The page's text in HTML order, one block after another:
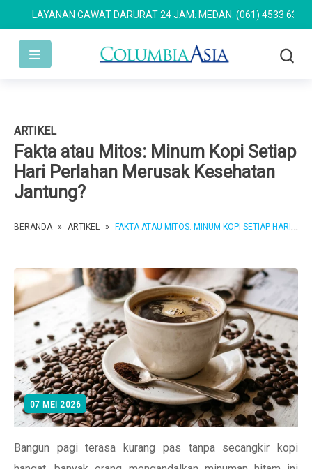
LAYANAN GAWAT DARURAT 24 JAM: MEDAN: (061) 4533 636
ARTIKEL
Fakta atau Mitos: Minum Kopi Setiap
Hari Perlahan Merusak Kesehatan
Jantung?
BERANDA » ARTIKEL » FAKTA ATAU MITOS: MINUM KOPI SETIAP HARI PERLAHAN MERUSAK KESEHATAN JANTUNG?
07 MEI 2026
Bangun pagi terasa kurang pas tanpa secangkir kopi